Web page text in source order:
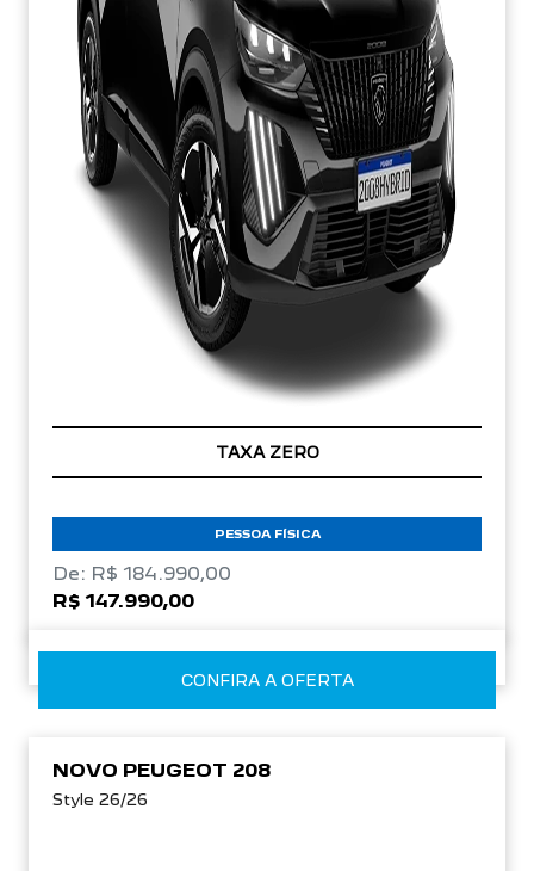
TAXA ZERO
PESSOA FÍSICA
De: R$ 184.990,00
R$ 147.990,00
CONFIRA A OFERTA
NOVO PEUGEOT 208
Style 26/26